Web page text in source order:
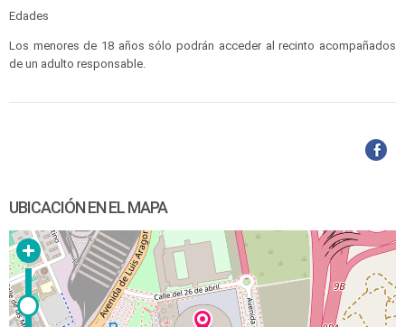
Edades
Los menores de 18 años sólo podrán acceder al recinto acompañados
de un adulto responsable.
UBICACIÓN EN EL MAPA